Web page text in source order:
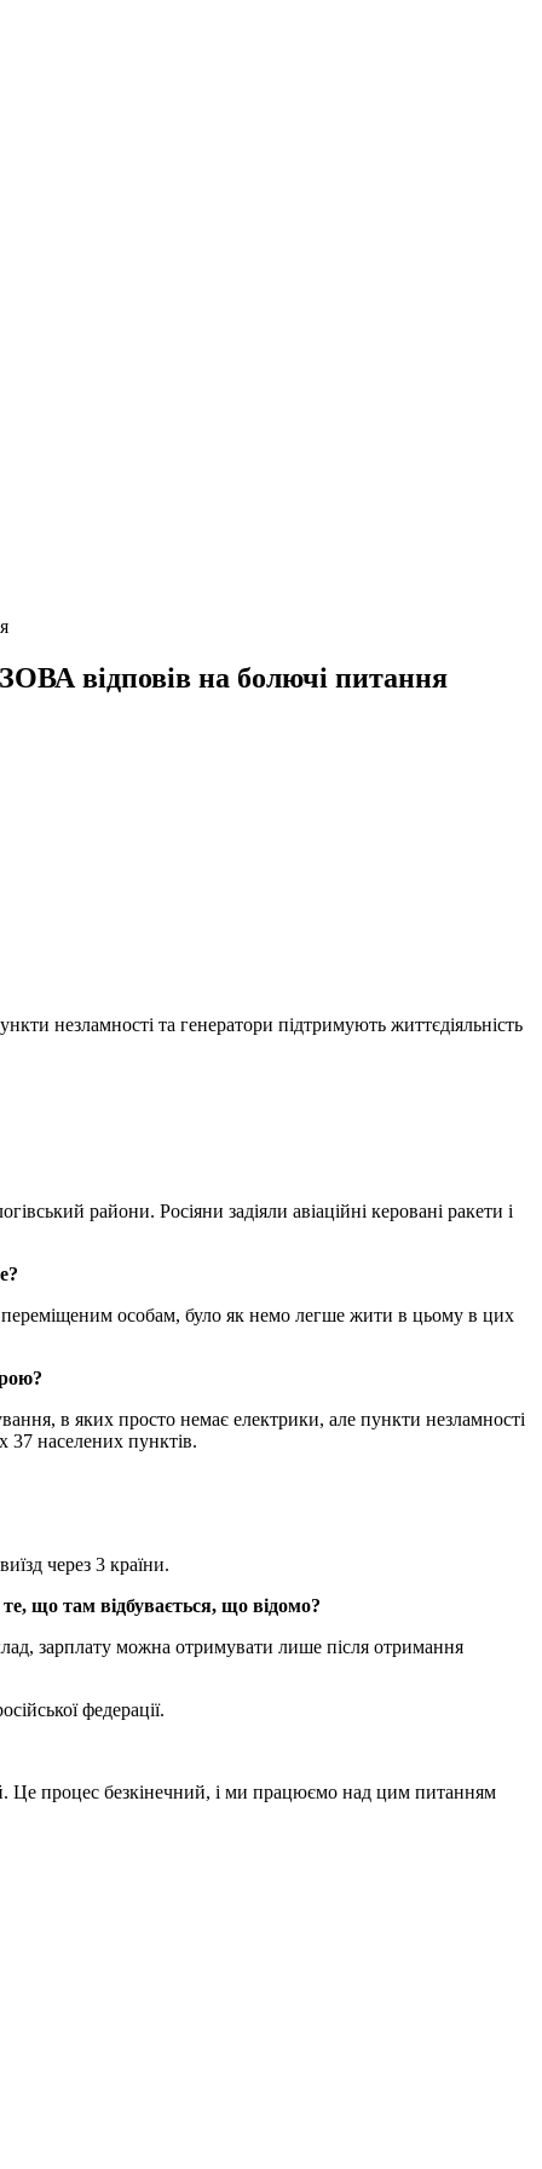
відповів на болючі питання
незламності та генератори підтримують життєдіяльність
райони. Росіяни задіяли авіаційні керовані ракети і
особам, було як немо легше жити в цьому в цих
в яких просто немає електрики, але пункти незламності
37 населених пунктів.
через 3 країни.
що там відбувається, що відомо?
зарплату можна отримувати лише після отримання
федерації.
Це процес безкінечний, і ми працюємо над цим питанням